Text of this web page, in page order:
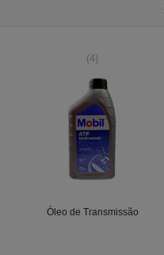
(4)
Óleo de Transmissão